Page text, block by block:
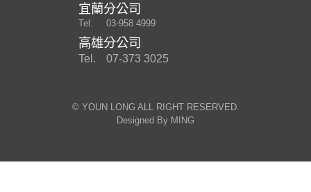
宜蘭分公司
Tel. 03-958 4999
高雄分公司
Tel. 07-373 3025
©︎ YOUN LONG ALL RIGHT RESERVED.
Designed By MING